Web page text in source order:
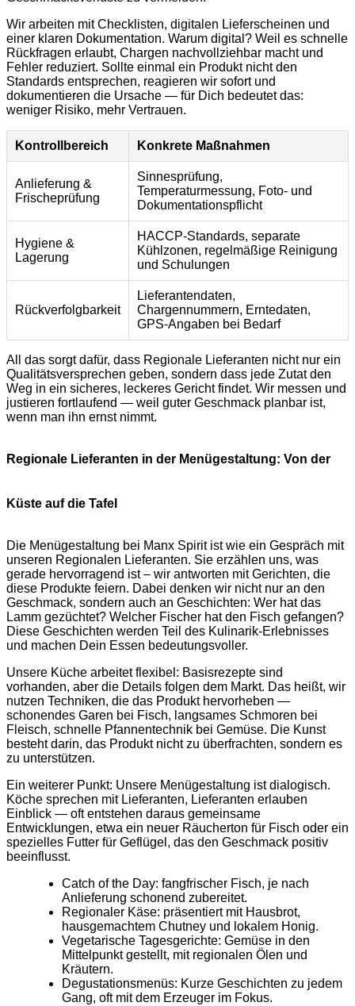
Wir arbeiten mit Checklisten, digitalen Lieferscheinen und
einer klaren Dokumentation. Warum digital? Weil es schnelle
Rückfragen erlaubt, Chargen nachvollziehbar macht und
Fehler reduziert. Sollte einmal ein Produkt nicht den
Standards entsprechen, reagieren wir sofort und
dokumentieren die Ursache — für Dich bedeutet das:
weniger Risiko, mehr Vertrauen.
Kontrollbereich Konkrete Maßnahmen
Anlieferung &
Frischeprüfung
Sinnesprüfung,
Temperaturmessung, Foto- und
Dokumentationspflicht
Hygiene &
Lagerung
HACCP-Standards, separate
Kühlzonen, regelmäßige Reinigung
und Schulungen
Rückverfolgbarkeit
Lieferantendaten,
Chargennummern, Erntedaten,
GPS-Angaben bei Bedarf
All das sorgt dafür, dass Regionale Lieferanten nicht nur ein
Qualitätsversprechen geben, sondern dass jede Zutat den
Weg in ein sicheres, leckeres Gericht findet. Wir messen und
justieren fortlaufend — weil guter Geschmack planbar ist,
wenn man ihn ernst nimmt.
Regionale Lieferanten in der Menügestaltung: Von der
Küste auf die Tafel
Die Menügestaltung bei Manx Spirit ist wie ein Gespräch mit
unseren Regionalen Lieferanten. Sie erzählen uns, was
gerade hervorragend ist – wir antworten mit Gerichten, die
diese Produkte feiern. Dabei denken wir nicht nur an den
Geschmack, sondern auch an Geschichten: Wer hat das
Lamm gezüchtet? Welcher Fischer hat den Fisch gefangen?
Diese Geschichten werden Teil des Kulinarik-Erlebnisses
und machen Dein Essen bedeutungsvoller.
Unsere Küche arbeitet flexibel: Basisrezepte sind
vorhanden, aber die Details folgen dem Markt. Das heißt, wir
nutzen Techniken, die das Produkt hervorheben —
schonendes Garen bei Fisch, langsames Schmoren bei
Fleisch, schnelle Pfannentechnik bei Gemüse. Die Kunst
besteht darin, das Produkt nicht zu überfrachten, sondern es
zu unterstützen.
Ein weiterer Punkt: Unsere Menügestaltung ist dialogisch.
Köche sprechen mit Lieferanten, Lieferanten erlauben
Einblick — oft entstehen daraus gemeinsame
Entwicklungen, etwa ein neuer Räucherton für Fisch oder ein
spezielles Futter für Geflügel, das den Geschmack positiv
beeinflusst.
Catch of the Day: fangfrischer Fisch, je nach
Anlieferung schonend zubereitet.
Regionaler Käse: präsentiert mit Hausbrot,
hausgemachtem Chutney und lokalem Honig.
Vegetarische Tagesgerichte: Gemüse in den
Mittelpunkt gestellt, mit regionalen Ölen und
Kräutern.
Degustationsmenüs: Kurze Geschichten zu jedem
Gang, oft mit dem Erzeuger im Fokus.